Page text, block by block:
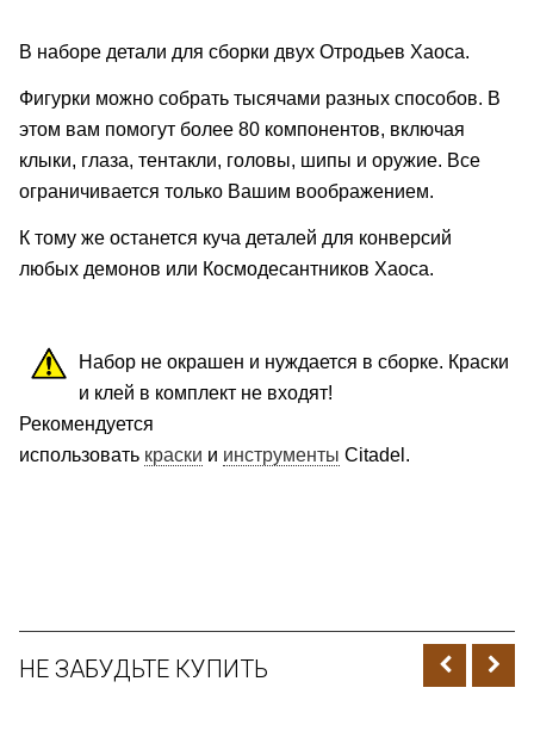
В наборе детали для сборки двух Отродьев Хаоса.
Фигурки можно собрать тысячами разных способов. В
этом вам помогут более 80 компонентов, включая
клыки, глаза, тентакли, головы, шипы и оружие. Все
ограничивается только Вашим воображением.
К тому же останется куча деталей для конверсий
любых демонов или Космодесантников Хаоса.
Набор не окрашен и нуждается в сборке. Краски
и клей в комплект не входят!
Рекомендуется
использовать краски и инструменты Citadel.
НЕ ЗАБУДЬТЕ КУПИТЬ